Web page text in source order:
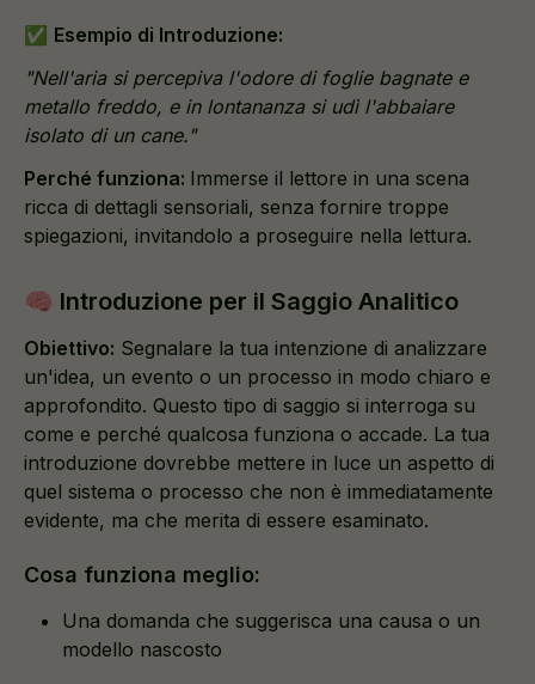
✅ Esempio di Introduzione:
"Nell'aria si percepiva l'odore di foglie bagnate e
metallo freddo, e in lontananza si udì l'abbaiare
isolato di un cane."
Perché funziona: Immerse il lettore in una scena
ricca di dettagli sensoriali, senza fornire troppe
spiegazioni, invitandolo a proseguire nella lettura.
🧠 Introduzione per il Saggio Analitico
Obiettivo: Segnalare la tua intenzione di analizzare
un'idea, un evento o un processo in modo chiaro e
approfondito. Questo tipo di saggio si interroga su
come e perché qualcosa funziona o accade. La tua
introduzione dovrebbe mettere in luce un aspetto di
quel sistema o processo che non è immediatamente
evidente, ma che merita di essere esaminato.
Cosa funziona meglio:
Una domanda che suggerisca una causa o un
modello nascosto